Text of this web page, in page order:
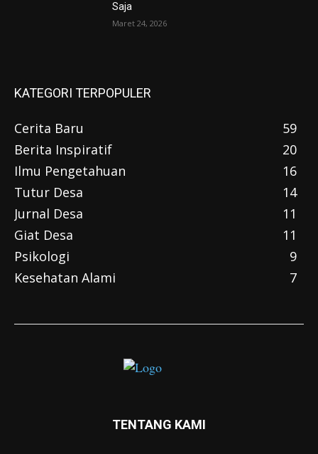
Saja
Maret 24, 2026
KATEGORI TERPOPULER
Cerita Baru
59
Berita Inspiratif
20
Ilmu Pengetahuan
16
Tutur Desa
14
Jurnal Desa
11
Giat Desa
11
Psikologi
9
Kesehatan Alami
7
TENTANG KAMI